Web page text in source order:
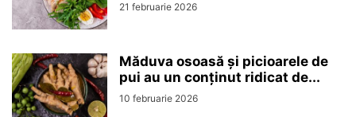
21 februarie 2026
Măduva osoasă și picioarele de
pui au un conținut ridicat de...
10 februarie 2026